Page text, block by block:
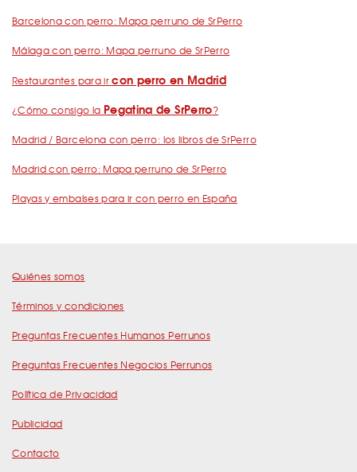
Barcelona con perro: Mapa perruno de SrPerro
Málaga con perro: Mapa perruno de SrPerro
Restaurantes para ircon perro en Madrid
¿Cómo consigo la Pegatina de SrPerro?
Madrid / Barcelona con perro: los libros de SrPerro
Madrid con perro: Mapa perruno de SrPerro
Playas y embalses para ir con perro en España
Quiénes somos
Términos y condiciones
Preguntas Frecuentes Humanos Perrunos
Preguntas Frecuentes Negocios Perrunos
Política de Privacidad
Publicidad
Contacto